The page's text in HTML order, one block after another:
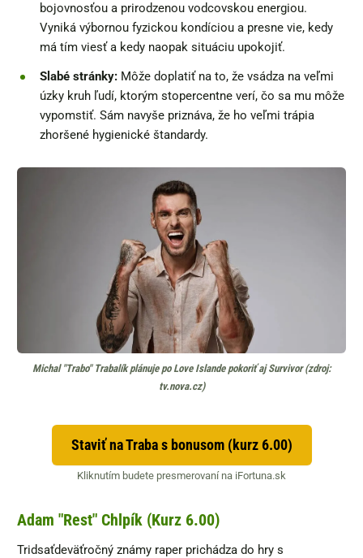
bojovnosťou a prirodzenou vodcovskou energiou.
Vyniká výbornou fyzickou kondíciou a presne vie, kedy
má tím viesť a kedy naopak situáciu upokojiť.
Slabé stránky: Môže doplatiť na to, že vsádza na veľmi
úzky kruh ľudí, ktorým stopercentne verí, čo sa mu môže
vypomstiť. Sám navyše priznáva, že ho veľmi trápia
zhoršené hygienické štandardy.
Michal "Trabo" Trabalík plánuje po Love Islande pokoriť aj Survivor (zdroj:
tv.nova.cz)
Staviť na Traba s bonusom (kurz 6.00)
Kliknutím budete presmerovaní na iFortuna.sk
Adam "Rest" Chlpík (Kurz 6.00)
Tridsaťdeväťročný známy raper prichádza do hry s